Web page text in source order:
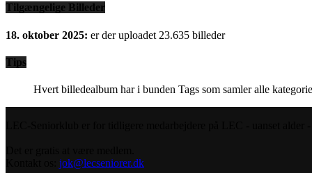
Tilgængelige Billeder
18. oktober 2025: er der uploadet 23.635 billeder
Tips
Hvert billedealbum har i bunden Tags som samler alle
jok@lecseniorer.dk